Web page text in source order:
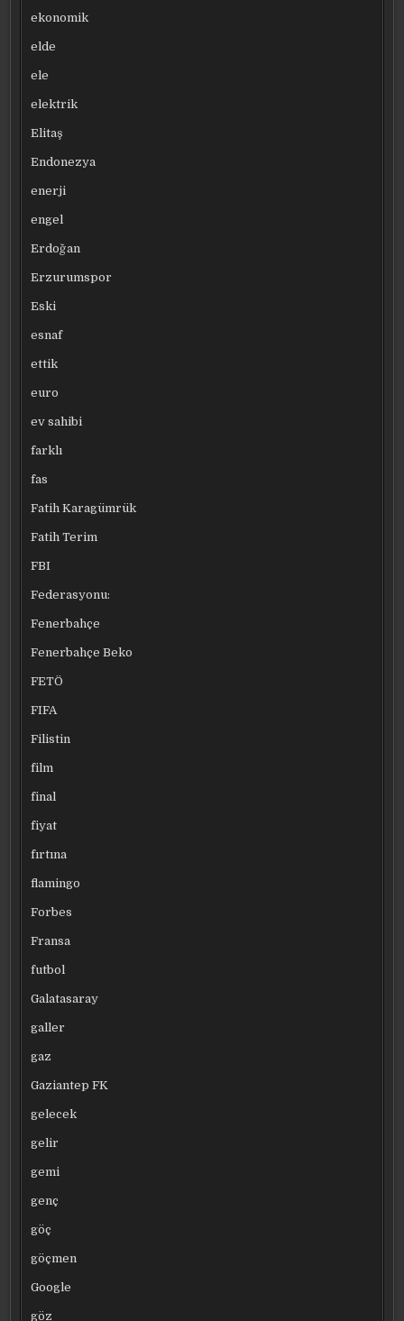
ekonomik
elde
ele
elektrik
Elitaş
Endonezya
enerji
engel
Erdoğan
Erzurumspor
Eski
esnaf
ettik
euro
ev sahibi
farklı
fas
Fatih Karagümrük
Fatih Terim
FBI
Federasyonu:
Fenerbahçe
Fenerbahçe Beko
FETÖ
FIFA
Filistin
film
final
fiyat
fırtına
flamingo
Forbes
Fransa
futbol
Galatasaray
galler
gaz
Gaziantep FK
gelecek
gelir
gemi
genç
göç
göçmen
Google
göz